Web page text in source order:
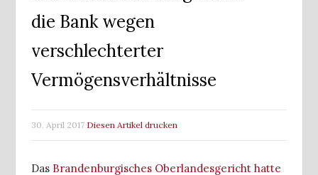
die Bank wegen
verschlechterter
Vermögensverhältnisse
30. April 2017 Diesen Artikel drucken
Das Brandenburgisches Oberlandesgericht hatte